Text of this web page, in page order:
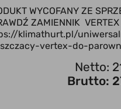
SPRAWDŹ
WYCOFANY ZE
ZAMIENNIK VERTEX
klimathurt.pl/
vertex-do-
Do stosowania na
przyjazny ...
Netto:
Brutto: